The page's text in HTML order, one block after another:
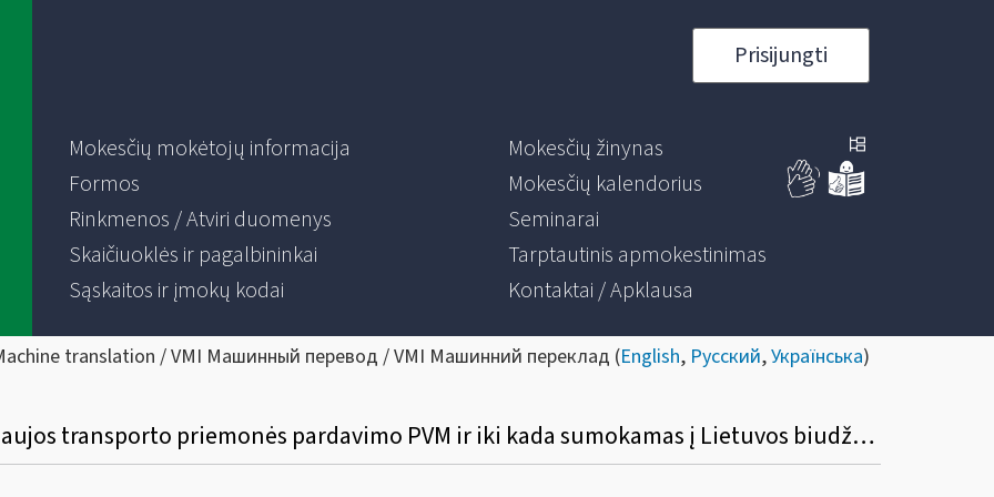
Prisijungti
Mokesčių mokėtojų informacija
Formos
Rinkmenos / Atviri duomenys
Skaičiuoklės ir pagalbininkai
Sąskaitos ir įmokų kodai
Mokesčių žinynas
Mokesčių kalendorius
Seminarai
Tarptautinis apmokestinimas
Kontaktai / Apklausa
translation / VMI Машинный перевод / VMI Машинний переклад (English, Русский,Українська)
Kada apskaičiuojamas iš ES įsigytos naujos transporto priemonės pardavimo PVM ir iki kada sumokamas į Lietuvos biudžetą?